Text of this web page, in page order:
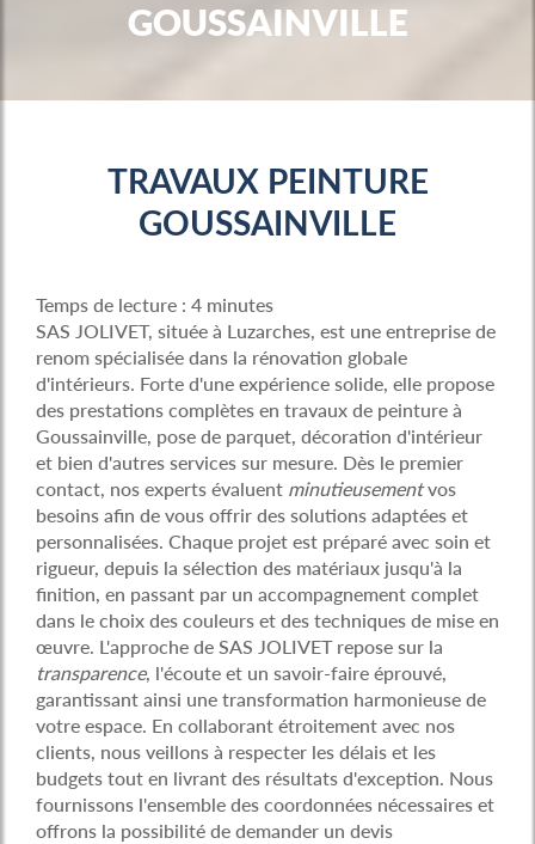
GOUSSAINVILLE
TRAVAUX PEINTURE
GOUSSAINVILLE
Temps de lecture : 4 minutes
SAS JOLIVET, située à Luzarches, est une entreprise de
renom spécialisée dans la rénovation globale
d'intérieurs. Forte d'une expérience solide, elle propose
des prestations complètes en travaux de peinture à
Goussainville, pose de parquet, décoration d'intérieur
et bien d'autres services sur mesure. Dès le premier
contact, nos experts évaluent minutieusementvos
besoins afin de vous offrir des solutions adaptées et
personnalisées. Chaque projet est préparé avec soin et
rigueur, depuis la sélection des matériaux jusqu'à la
finition, en passant par un accompagnement complet
dans le choix des couleurs et des techniques de mise en
œuvre. L'approche de SAS JOLIVET repose sur la
transparence, l'écoute et un savoir-faire éprouvé,
garantissant ainsi une transformation harmonieuse de
votre espace. En collaborant étroitement avec nos
clients, nous veillons à respecter les délais et les
budgets tout en livrant des résultats d'exception. Nous
fournissons l'ensemble des coordonnées nécessaires et
offrons la possibilité de demander un devis